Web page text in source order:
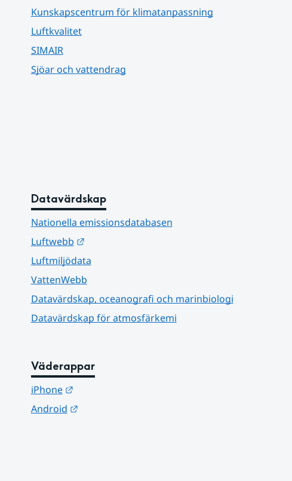
Kunskapscentrum för klimatanpassning
Luftkvalitet
SIMAIR
Sjöar och vattendrag
Datavärdskap
Nationella emissionsdatabasen
Luftwebb
Länk till annan webbplats.
Luftmiljödata
VattenWebb
Datavärdskap, oceanografi och marinbiologi
Datavärdskap för atmosfärkemi
Väderappar
iPhone
Länk till annan webbplats.
Android
Länk till annan webbplats.